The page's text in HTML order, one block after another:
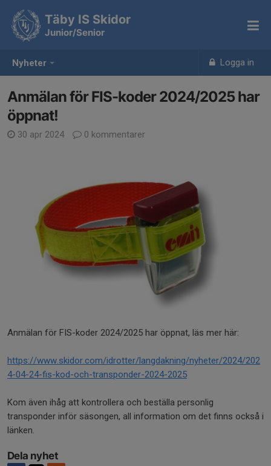
Nyheter Logga in
Täby IS Skidor
Junior/Senior
Anmälan för FIS-koder 2024/2025 har
öppnat!
30 apr 2024 0 kommentarer
Anmälan för FIS-koder 2024/2025 har öppnat, läs mer här:
https://www.skidor.com/idrotter/langdakning/nyheter/2024/202
4-04-24-fis-kod-och-transponder-2024-2025
Kom även ihåg att kontrollera och beställa personlig
transponder inför säsongen, all information om det finns också i
länken.
Dela nyhet